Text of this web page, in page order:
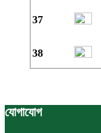
37
38
যোগাযোগ